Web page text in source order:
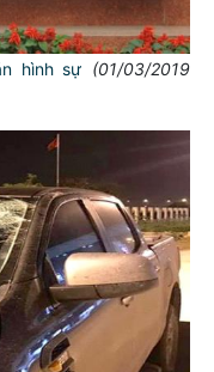
hình sự (01/03/2019